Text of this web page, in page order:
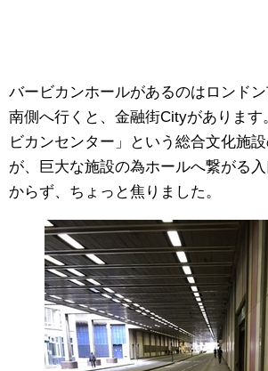
バービカンホールがあるのはロンド
南側へ行くと、金融街Cityがあります
ビカンセンター」という総合文化施
が、巨大な施設の為ホールへ繋がる
からず、ちょっと焦りました。